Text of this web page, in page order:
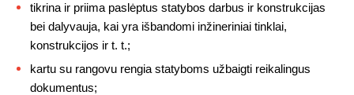
tikrina ir priima paslėptus statybos darbus ir konstrukcijas
bei dalyvauja, kai yra išbandomi inžineriniai tinklai,
konstrukcijos ir t. t.;
kartu su rangovu rengia statyboms užbaigti reikalingus
dokumentus;